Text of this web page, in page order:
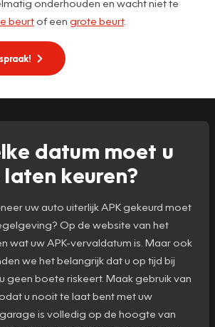
onderhouden en wacht niet te
beurtof een grote beurt.
datum moet u
keuren?
uw auto uiterlijk APK gekeurd moet
Op de website van het
wat uw APK-vervaldatum is. Maar ook
we het belangrijk dat u op tijd bij
geen boete riskeert. Maak gebruik van
u nooit te laat bent met uw
is volledig op de hoogte van